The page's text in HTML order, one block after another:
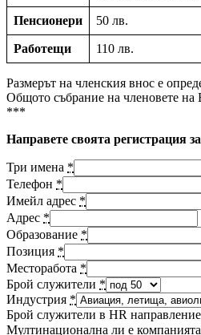
Пенсионери 50 лв.
Работещи 110 лв.
Размерът на членския внос е
Общото събрание на членовете
***
Направете своята регистрация
Три имена *
Телефон *
Имейл адрес *
Адрес *
Образование *
Позиция *
Месторабота *
Брой служители *
Индустрия *
Брой служители в HR
Мултинационална ли е